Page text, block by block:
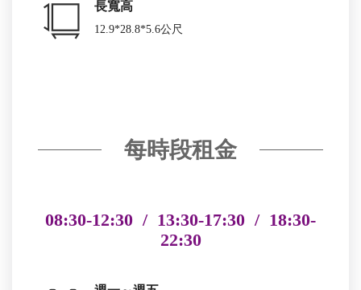
長寬高
12.9*28.8*5.6公尺
每時段租金
08:30-12:30 / 13:30-17:30 / 18:30-
22:30